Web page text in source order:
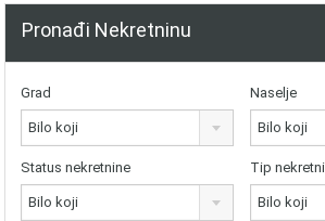
Pronađi Nekretninu
Grad
Bilo koji
Naselje
Bilo koji
Status nekretnine
Bilo koji
Tip
Bilo koji